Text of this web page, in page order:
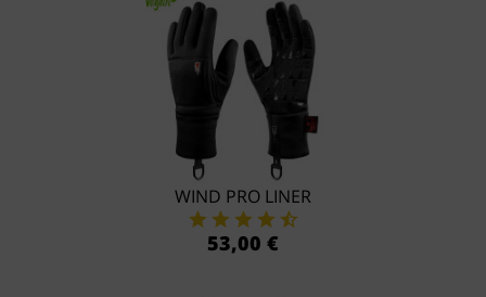
WIND PRO LINER
53,00 €